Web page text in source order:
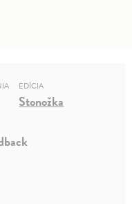
EDÍCIA
Stonožka